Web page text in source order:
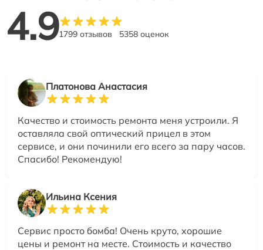
4.91799 отзывов 5358 оценок
Платонова Анастасия
Качество и стоимость ремонта меня устроили. Я
оставляла свой оптический прицел в этом
сервисе, и они починили его всего за пару часов.
Спасибо! Рекомендую!
Ильина Ксения
Сервис просто бомба! Очень круто, хорошие
цены и ремонт на месте. Стоимость и качество